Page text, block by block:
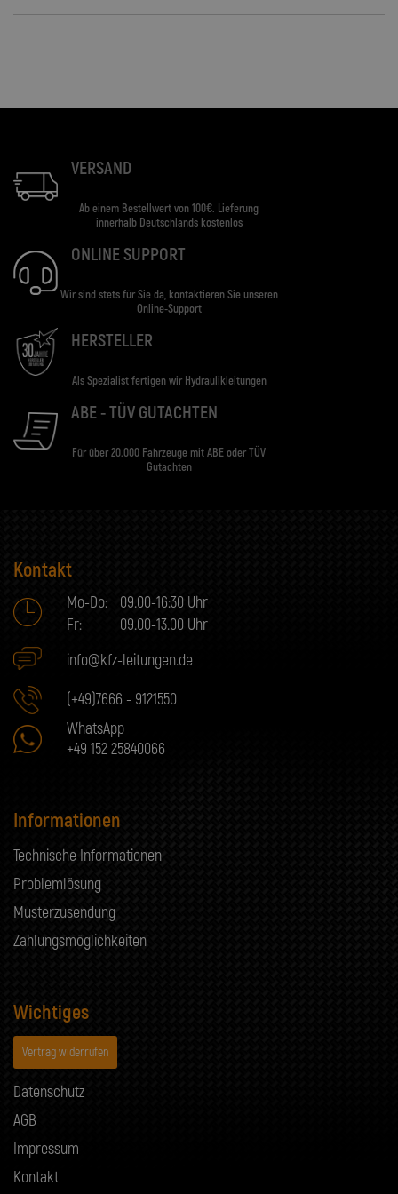
VERSAND
Ab einem Bestellwert von 100€. Lieferung
innerhalb Deutschlands kostenlos
ONLINE SUPPORT
Wir sind stets für Sie da, kontaktieren Sie unseren
Online-Support
HERSTELLER
Als Spezialist fertigen wir Hydraulikleitungen
ABE - TÜV GUTACHTEN
Für über 20.000 Fahrzeuge mit ABE oder TÜV
Gutachten
Kontakt
Mo-Do:
09.00-16:30 Uhr
Fr:
09.00-13.00 Uhr
info@kfz-leitungen.de
(+49)7666 - 9121550
WhatsApp
+49 152 25840066
Informationen
Technische Informationen
Problemlösung
Musterzusendung
Zahlungsmöglichkeiten
Wichtiges
Vertrag widerrufen
Datenschutz
AGB
Impressum
Kontakt